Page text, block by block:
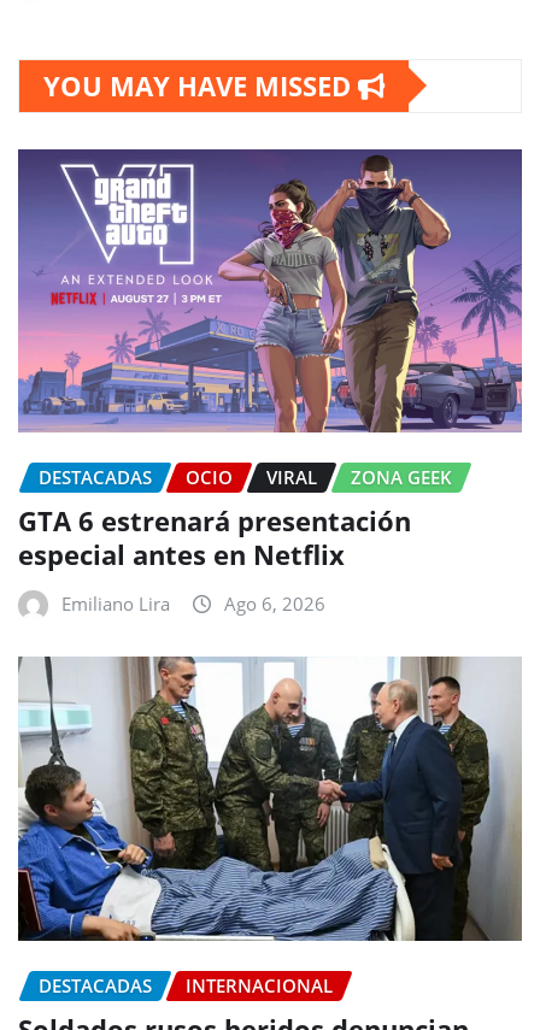
YOU MAY HAVE MISSED
DESTACADAS OCIO VIRAL ZONA GEEK
GTA 6 estrenará presentación
especial antes en Netflix
Emiliano Lira Ago 6, 2026
DESTACADAS INTERNACIONAL